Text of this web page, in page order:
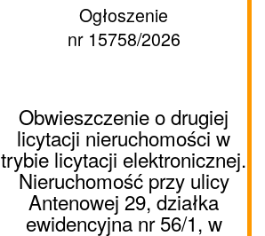
Ogłoszenie
nr 15758/2026
Obwieszczenie o drugiej
licytacji nieruchomości w
trybie licytacji elektronicznej.
Nieruchomość przy ulicy
Antenowej 29, działka
ewidencyjna nr 56/1, w